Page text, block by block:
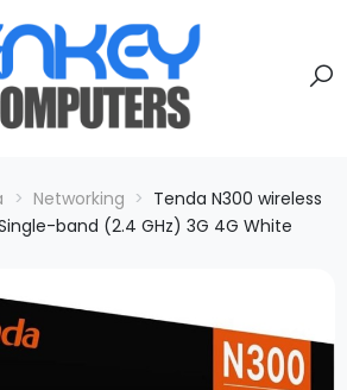
Networking
Tenda N300 wireless
band (2.4 GHz) 3G 4G White